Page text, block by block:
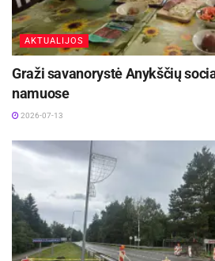
AKTUALIJOS
Graži savanorystė Anykščių
namuose
2026-07-13